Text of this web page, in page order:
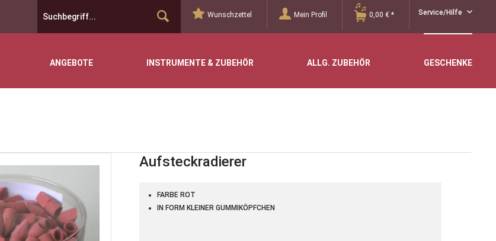
Service/Hilfe
Wunschzettel Mein Profil 0,00 € *
ANGEBOTE INSTRUMENTE & ZUBEHÖR ALLG. ZUBEHÖR GESCHENKE
Aufsteckradierer
FARBE ROT
IN FORM KLEINER GUMMIKÖPFCHEN